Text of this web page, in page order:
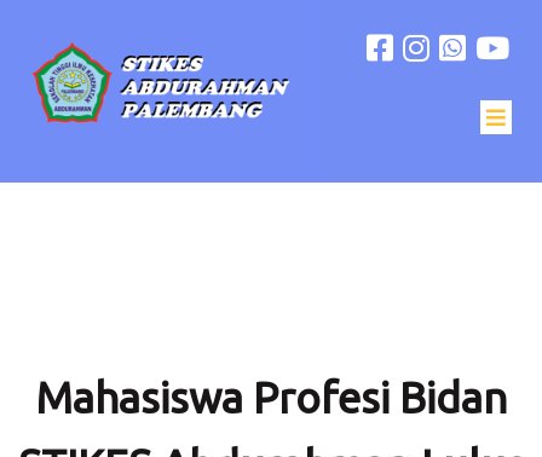
Mahasiswa Profesi Bidan